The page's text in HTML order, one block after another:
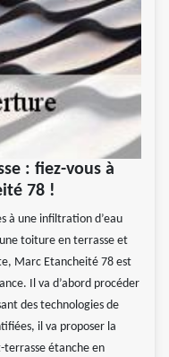
: fiez-vous à
78 !
à une infiltration d’eau
toiture en terrasse et
Marc Etancheité 78 est
Il va d’abord procéder
des technologies de
il va proposer la
étanche en